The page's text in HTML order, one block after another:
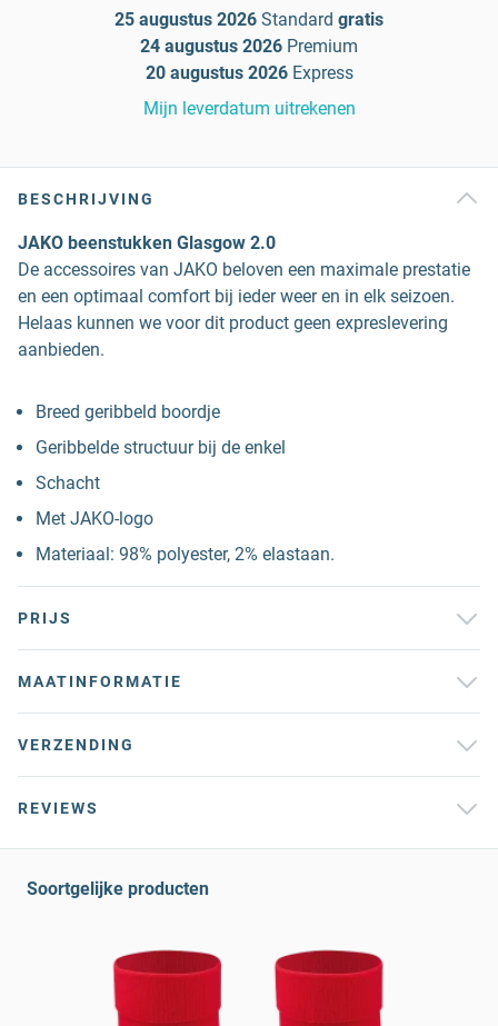
25 augustus 2026 Standard gratis
24 augustus 2026 Premium
20 augustus 2026 Express
Mijn leverdatum uitrekenen
BESCHRIJVING
JAKO beenstukken Glasgow 2.0
De accessoires van JAKO beloven een maximale prestatie
en een optimaal comfort bij ieder weer en in elk seizoen.
Helaas kunnen we voor dit product geen expreslevering
aanbieden.
Breed geribbeld boordje
Geribbelde structuur bij de enkel
Schacht
Met JAKO-logo
Materiaal: 98% polyester, 2% elastaan.
PRIJS
MAATINFORMATIE
VERZENDING
REVIEWS
Soortgelijke producten